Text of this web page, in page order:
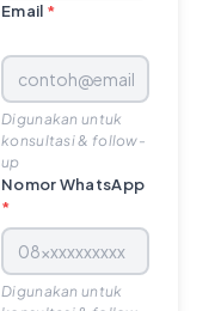
Email *
Digunakan untuk
konsultasi & follow-
up
Nomor WhatsApp
*
Digunakan untuk